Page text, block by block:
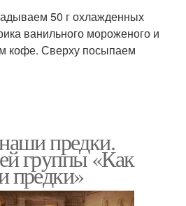
50 г охлажденных
ванильного мороженого и
кофе. Сверху посыпаем
предки.
группы «Как
предки»